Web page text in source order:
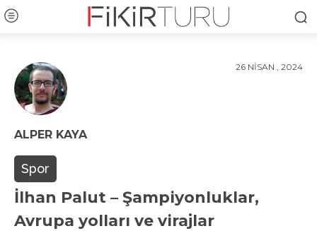
26 NISAN , 2024
ALPER KAYA
Spor
İlhan Palut – Şampiyonluklar,
Avrupa yolları ve virajlar